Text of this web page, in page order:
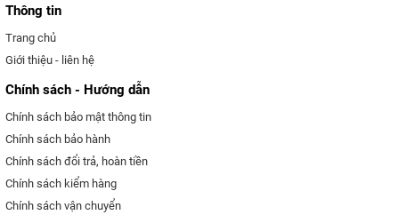
Thông tin
Trang chủ
Giới thiệu - liên hệ
Chính sách - Hướng dẫn
Chính sách bảo mật thông tin
Chính sách bảo hành
Chính sách đổi trả, hoàn tiền
Chính sách kiểm hàng
Chính sách vận chuyển